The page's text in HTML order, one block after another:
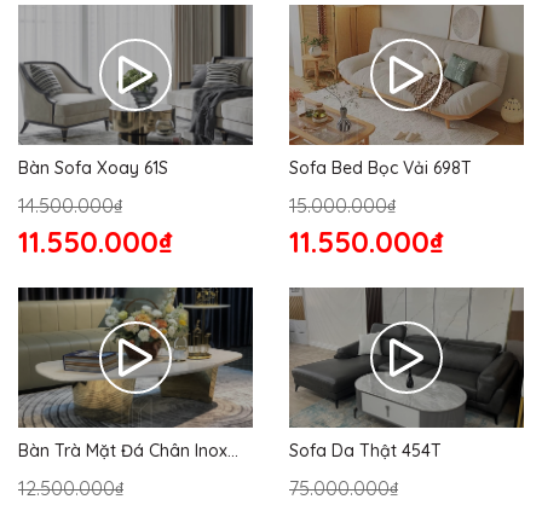
Bàn Sofa Xoay 61S
14.500.000₫
11.550.000₫
Sofa Bed Bọc Vải 698T
15.000.000₫
11.550.000₫
Bàn Trà Mặt Đá Chân Inox
12.500.000₫
Sofa Da Thật 454T
75.000.000₫